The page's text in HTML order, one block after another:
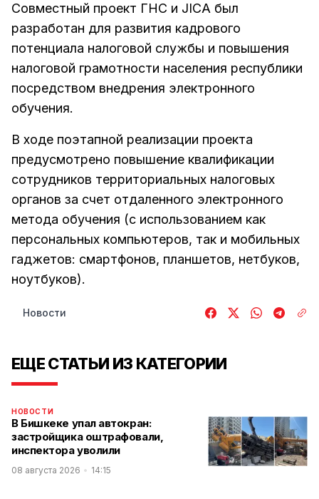
Совместный проект ГНС и JICA был
разработан для развития кадрового
потенциала налоговой службы и повышения
налоговой грамотности населения республики
посредством внедрения электронного
обучения.
В ходе поэтапной реализации проекта
предусмотрено повышение квалификации
сотрудников территориальных налоговых
органов за счет отдаленного электронного
метода обучения (с использованием как
персональных компьютеров, так и мобильных
гаджетов: смартфонов, планшетов, нетбуков,
ноутбуков).
Новости
ЕЩЕ СТАТЬИ ИЗ КАТЕГОРИИ
НОВОСТИ
В Бишкеке упал автокран:
застройщика оштрафовали,
инспектора уволили
08 августа 2026 14:15